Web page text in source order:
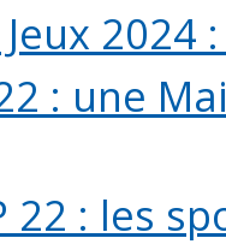
2024
: une
22 : les